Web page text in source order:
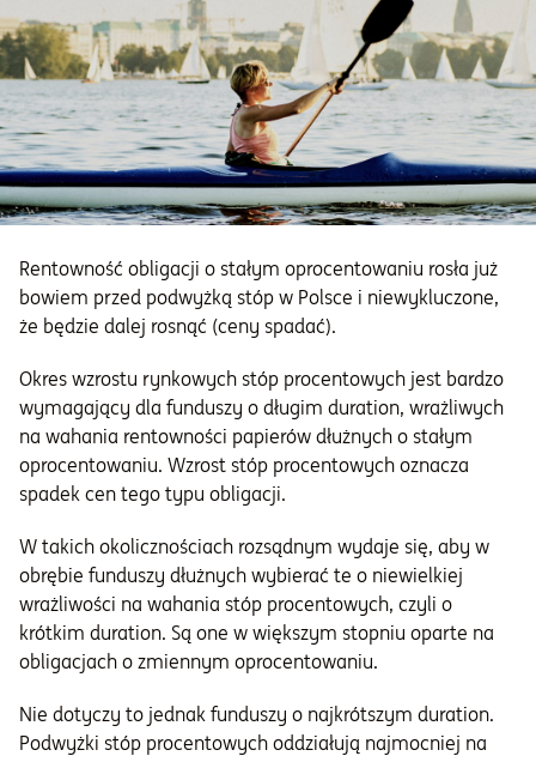
Zaloguj
Rentowność obligacji o stałym oprocentowaniu rosła już
bowiem przed podwyżką stóp w Polsce i niewykluczone,
że będzie dalej rosnąć (ceny spadać).
Okres wzrostu rynkowych stóp procentowych jest bardzo
wymagający dla funduszy o długim duration, wrażliwych
na wahania rentowności papierów dłużnych o stałym
oprocentowaniu. Wzrost stóp procentowych oznacza
spadek cen tego typu obligacji.
W takich okolicznościach rozsądnym wydaje się, aby w
obrębie funduszy dłużnych wybierać te o niewielkiej
wrażliwości na wahania stóp procentowych, czyli o
krótkim duration. Są one w większym stopniu oparte na
obligacjach o zmiennym oprocentowaniu.
Nie dotyczy to jednak funduszy o najkrótszym duration.
Podwyżki stóp procentowych oddziałują najmocniej na